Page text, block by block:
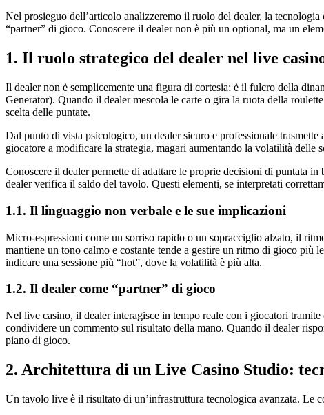
Nel prosieguo dell’articolo analizzeremo il ruolo del dealer, la
“partner” di gioco. Conoscere il dealer non è più un optional, ma un
1. Il ruolo strategico del dealer nel live
Il dealer non è semplicemente una figura di cortesia; è il fulcro della
Generator). Quando il dealer mescola le carte o gira la ruota della
scelta delle puntate.
Dal punto di vista psicologico, un dealer sicuro e professionale
giocatore a modificare la strategia, magari aumentando la volatilità delle
Conoscere il dealer permette di adattare le proprie decisioni di puntata
dealer verifica il saldo del tavolo. Questi elementi, se interpretati
1.1. Il linguaggio non verbale e le sue implicazioni
Micro‑espressioni come un sorriso rapido o un sopracciglio alzato, il
mantiene un tono calmo e costante tende a gestire un ritmo di gioco più
indicare una sessione più “hot”, dove la volatilità è più alta.
1.2. Il dealer come “partner” di gioco
Nel live casino, il dealer interagisce in tempo reale con i giocatori
condividere un commento sul risultato della mano. Quando il dealer
piano di gioco.
2. Architettura di un Live Casino Studio:
Un tavolo live è il risultato di un’infrastruttura tecnologica avanzata. Le